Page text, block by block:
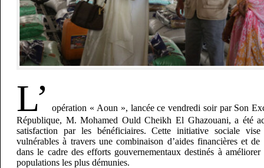
L’
opération « Aoun », lancée ce vendredi soir par Son
République, M. Mohamed Ould Cheikh El Ghazouani, a été
satisfaction par les bénéficiaires. Cette initiative sociale
vulnérables à travers une combinaison d’aides financières et
dans le cadre des efforts gouvernementaux destinés à
populations les plus démunies.